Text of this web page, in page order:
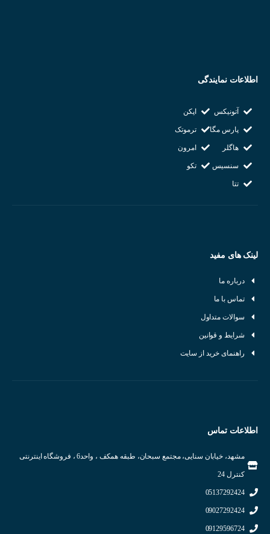
اطلاعات نمایندگی
آتونیکس
پارس مگا
هاگلر
سنسیس
تتا
اپکن
ترموتک
امرون
تکو
لینک های مفید
درباره ما
تماس با ما
سوالات متداول
شرایط و قوانین
راهنمای خرید از سایت
اطلاعات تماس
مشهد، خیابان سنایی، مجتمع سبحان، طبقه همکف ، واحد6 ، فروشگاه اینترنتی
کنترل 24
05137292424
09027292424
09129596724